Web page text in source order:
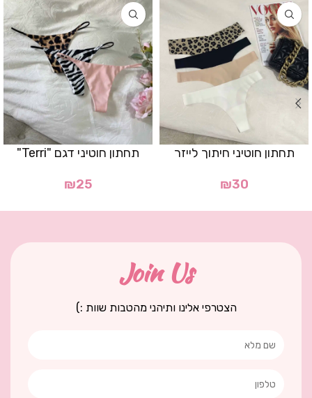
תחתון חוטיני חיתוך לייזר
₪30
תחתון חוטיני דגם "Terri"
₪25
Join Us
הצטרפי אלינו ותיהני מהטבות שוות :)